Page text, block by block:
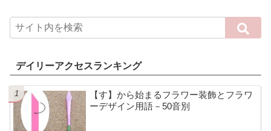
デイリーアクセスランキング
【す】から始まるフラワー装飾とフラワ
ーデザイン用語－50音別